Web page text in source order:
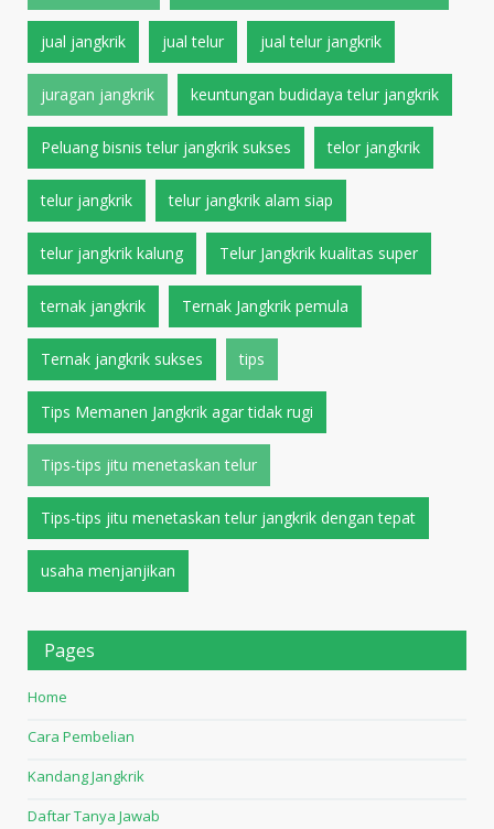
jual jangkrik jual telur jual telur jangkrik
juragan jangkrik keuntungan budidaya telur jangkrik
Peluang bisnis telur jangkrik sukses telor jangkrik
telur jangkrik telur jangkrik alam siap
telur jangkrik kalung Telur Jangkrik kualitas super
ternak jangkrik Ternak Jangkrik pemula
Ternak jangkrik sukses tips
Tips Memanen Jangkrik agar tidak rugi
Tips-tips jitu menetaskan telur
Tips-tips jitu menetaskan telur jangkrik dengan tepat
usaha menjanjikan
Pages
Home
Cara Pembelian
Kandang Jangkrik
Daftar Tanya Jawab